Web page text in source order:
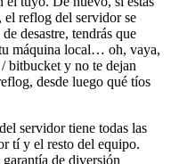
el reflog del servidor se
desastre, tendrás que
máquina local… oh, vaya,
bitbucket y no te dejan
desde luego qué tíos
servidor tiene todas las
tí y el resto del equipo.
garantía de diversión